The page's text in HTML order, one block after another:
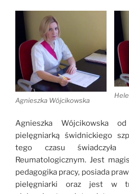
Agnieszka Wójcikowska
Agnieszka Wójcikowska
pielęgniarką świdnickiego
tego czasu świadczyła
Reumatologicznym. Jest
pedagogika pracy, posiada
pielęgniarki oraz jest w